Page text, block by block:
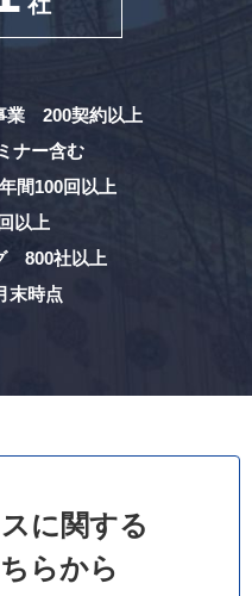
業 200契約以上
ナー含む
間100回以上
以上
グ 800社以上
末時点
に関する
らから